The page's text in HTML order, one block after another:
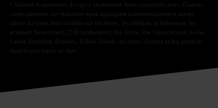
* Valable 4 semaines. En ligne seulement. Non cumulable avec d'autres
codes promos. La réduction sera appliquée automatiquement après
saisie du code. Non valable sur les livres, les médias, la billetterie, les
produits Rammstein, (Till) Lindemann, Die Ärzte, Die Toten Hosen, Feine
Sahne Fischfilet, Broilers, Böhse Onkelz, les bons d'achat et les produits
dont le prix inclut un don.